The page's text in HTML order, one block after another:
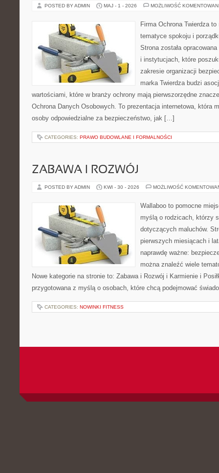
POSTED BY ADMIN MAJ - 1 - 2026 MOŻLIWOŚĆ
Firma Ochrona Twierdza
tematyce spokoju i
Strona została
i instytucjach, które
zakresie organizacji
marka Twierdza budzi
wartościami, które w branży ochrony mają pierwszorzędne
Ochrona Danych Osobowych. To prezentacja internetowa, która
osoby odpowiedzialne za bezpieczeństwo, jak […]
CATEGORIES: PRAWO BUDOWLANE I FORMALNOŚCI
ZABAWA I ROZWÓJ
POSTED BY ADMIN KWI - 30 - 2026 MOŻLIWOŚĆ
Wallaboo to pomocne
myślą o rodzicach, którzy
dotyczących maluchów.
pierwszych miesiącach i
naprawdę ważne:
można znaleźć wiele
Nowe kategorie na stronie to: Zabawa i Rozwój i Karmienie i
przygotowana z myślą o osobach, które chcą podejmować
CATEGORIES: NOWINKI FITNESS